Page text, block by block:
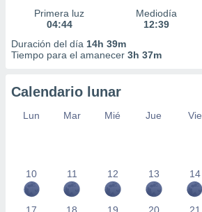
Primera luz
04:44
Mediodía
12:39
Duración del día 14h 39m
Tiempo para el amanecer 3h 37m
Calendario lunar
Lun Mar Mié Jue Vie
10 11 12 13 14